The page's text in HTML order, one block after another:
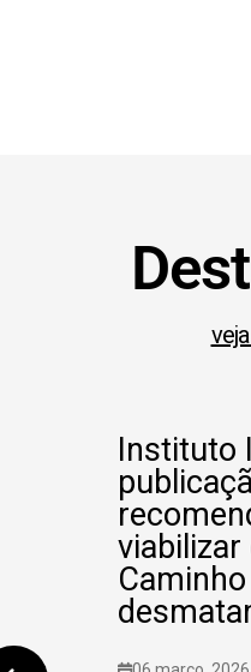
Instituto
viabilizar